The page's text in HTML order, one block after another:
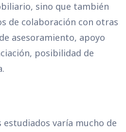
sino que también
de colaboración con otras
asesoramiento, apoyo
posibilidad de
estudiados varía mucho de